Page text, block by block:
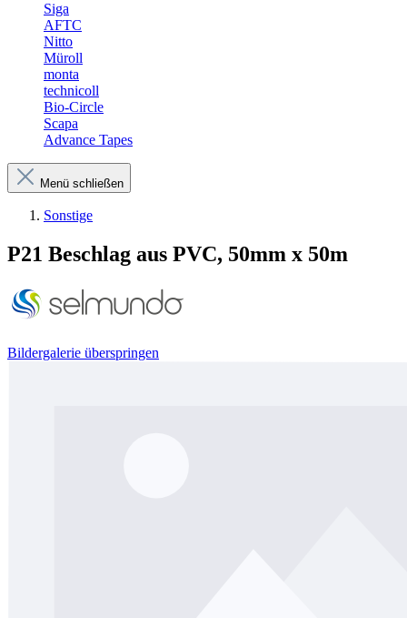
Siga
AFTC
Nitto
Müroll
monta
technicoll
Bio-Circle
Scapa
Advance Tapes
Menü schließen
Sonstige
P21 Beschlag aus PVC, 50mm x 50m
Bildergalerie überspringen